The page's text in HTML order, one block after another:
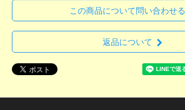
この商品について問い合わせる
返品について